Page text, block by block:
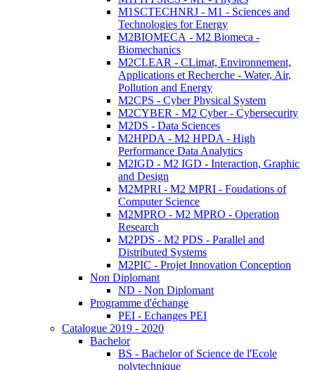
M1SCTECHNRJ - M1 - Sciences and
Technologies for Energy
M2BIOMECA - M2 Biomeca -
Biomechanics
M2CLEAR - CLimat, Environnement,
Applications et Recherche - Water, Air,
Pollution and Energy
M2CPS - Cyber Physical System
M2CYBER - M2 Cyber - Cybersecurity
M2DS - Data Sciences
M2HPDA - M2 HPDA - High
Performance Data Analytics
M2IGD - M2 IGD - Interaction, Graphic
and Design
M2MPRI - M2 MPRI - Foudations of
Computer Science
M2MPRO - M2 MPRO - Operation
Research
M2PDS - M2 PDS - Parallel and
Distributed Systems
M2PIC - Projet Innovation Conception
Non Diplomant
ND - Non Diplomant
Programme d'échange
PEI - Echanges PEI
Catalogue 2019 - 2020
Bachelor
BS - Bachelor of Science de l'Ecole
polytechnique